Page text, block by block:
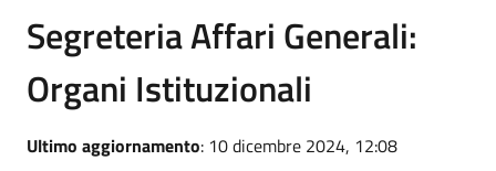
Segreteria Affari Generali:
Organi Istituzionali
Ultimo aggiornamento: 10 dicembre 2024, 12:08